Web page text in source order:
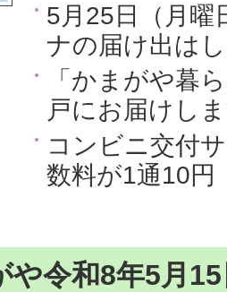
5月25日（月曜
ナの届け出は
「かまがや暮
戸にお届けし
コンビニ交付
数料が1通10円
や令和8年5月